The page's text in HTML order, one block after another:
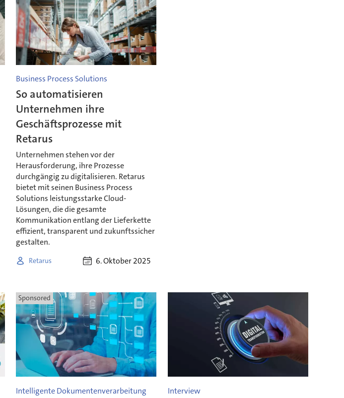
Business Process Solutions
So automatisieren
Unternehmen ihre
Geschäftsprozesse mit
Retarus
Unternehmen stehen vor der
Herausforderung, ihre Prozesse
durchgängig zu digitalisieren. Retarus
bietet mit seinen Business Process
Solutions leistungsstarke Cloud-
Lösungen, die die gesamte
Kommunikation entlang der Lieferkette
effizient, transparent und zukunftssicher
gestalten.
Retarus 6. Oktober 2025
Sponsored
Intelligente Dokumentenverarbeitung Interview